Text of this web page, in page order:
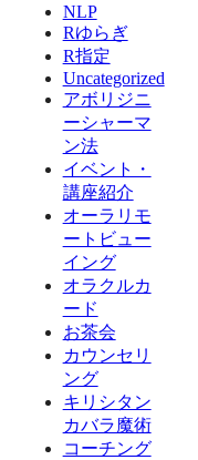
NLP
Rゆらぎ
R指定
Uncategorized
アボリジニ
ーシャーマ
ン法
イベント・
講座紹介
オーラリモ
ートビュー
イング
オラクルカ
ード
お茶会
カウンセリ
ング
キリシタン
カバラ魔術
コーチング